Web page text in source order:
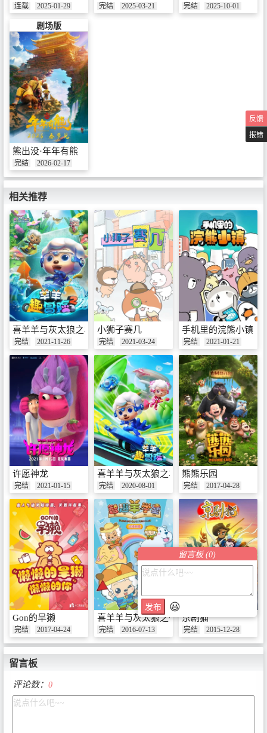
连载 2025-01-29 完结 2025-03-21 完结 2025-10-01
剧场版
熊出没·年年有熊
完结 2026-02-17
相关推荐
喜羊羊与灰太狼之羊羊趣冒险 第二季
完结 2021-11-26
小狮子赛几
完结 2021-03-24
手机里的浣熊小镇
完结 2021-01-21
许愿神龙
完结 2021-01-15
喜羊羊与灰太狼之羊羊趣冒险
完结 2020-08-01
熊熊乐园
完结 2017-04-28
Gon的旱獭
完结 2017-04-24
喜羊羊与灰太狼之智趣羊学堂
完结 2016-07-13
京剧猫
完结 2015-12-28
留言板
评论数： 0
留言板 (0)
发布 😃
反馈
报错